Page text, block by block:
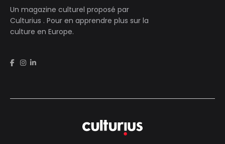
Un magazine culturel proposé par
Culturius . Pour en apprendre plus sur la
culture en Europe.